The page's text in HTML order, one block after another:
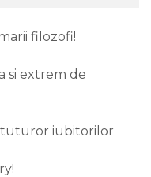
filozofi!
si extrem de
tuturor iubitorilor